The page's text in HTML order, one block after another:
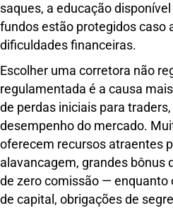
saques, a educação
fundos estão protegidos caso
dificuldades financeiras.
Escolher uma corretora não
regulamentada é a causa
de perdas iniciais para
desempenho do mercado.
oferecem recursos atraentes
alavancagem, grandes bônus
de zero comissão —
de capital, obrigações de